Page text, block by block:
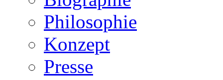
Philosophie
Konzept
Presse